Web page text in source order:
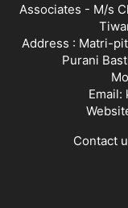
Associates - M/s
Address : Matri-
Purani
Email:
Contact